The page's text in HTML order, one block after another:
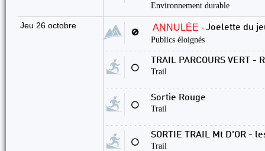
Environnement durable
Jeu 26 octobre
🚫 ANNULÉE -Joelette du
Publics éloignés
⚪
TRAIL PARCOURS VERT -
Trail
⚪
Sortie Rouge
Trail
⚪
SORTIE TRAIL Mt D'OR -
Trail